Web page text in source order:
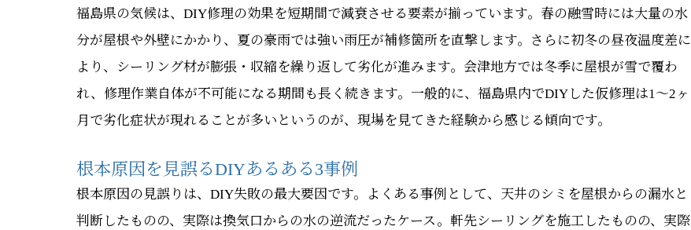
福島県の気候は、DIY修理の効果を短期間で減衰させる要素が揃っています。春の融雪時には大量の水
分が屋根や外壁にかかり、夏の豪雨では強い雨圧が補修箇所を直撃します。さらに初冬の昼夜温度差に
より、シーリング材が膨張・収縮を繰り返して劣化が進みます。会津地方では冬季に屋根が雪で覆わ
れ、修理作業自体が不可能になる期間も長く続きます。一般的に、福島県内でDIYした仮修理は1〜2ヶ
月で劣化症状が現れることが多いというのが、現場を見てきた経験から感じる傾向です。
根本原因を見誤るDIYあるある3事例
根本原因の見誤りは、DIY失敗の最大要因です。よくある事例として、天井のシミを屋根からの漏水と
判断したものの、実際は換気口からの水の逆流だったケース。軒先シーリングを施工したものの、実際